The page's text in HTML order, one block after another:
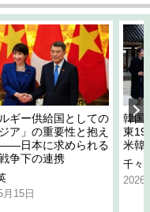
ルギー供給国としての
ア」の重要性と抱え
日本に求められる
争下の連携
月15日
韓国
東
米韓
千々
2026